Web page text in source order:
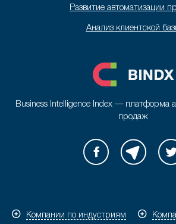
Развитие автоматизации
Анализ клиентской
Business Intelligence Index — платформа
продаж
Компании по индустриям